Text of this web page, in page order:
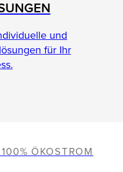
und
für Ihr
ÖKOSTROM